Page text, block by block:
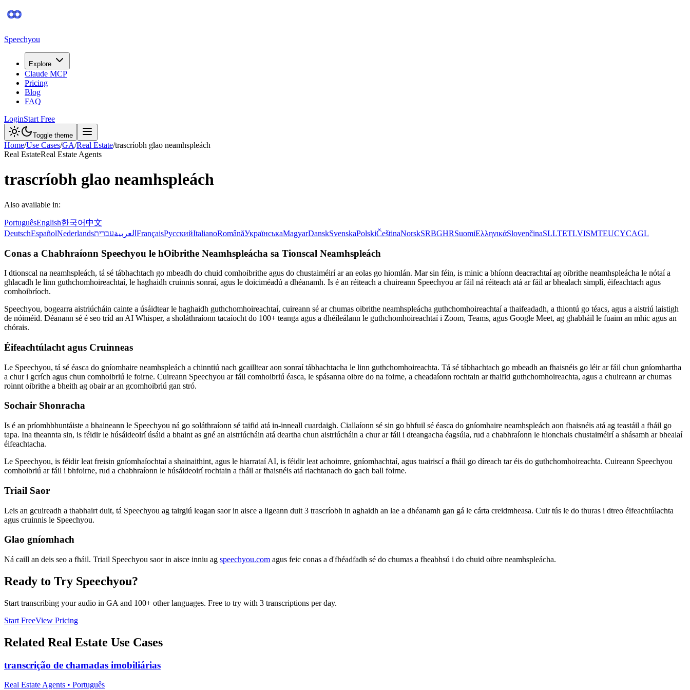
Speechyou
Explore
Claude MCP
Pricing
Blog
FAQ
LoginStart Free
Toggle theme
Home/Use Cases/GA/Real Estate/trascríobh glao neamhspleách
Real EstateReal Estate Agents
trascríobh glao neamhspleách
Also available in:
PortuguêsEnglish한국어中文
DeutschEspañolNederlands العربيةעברית FrançaisРусскийItalianoRomânăУкраїнськаMagyarDanskSvenskaPolskiČeštinaNorskSRBGHRSuomiΕλληνικάSlovenčinaSLLTETLVISMTEUCYCAGL
Conas a Chabhraíonn Speechyou le hOibrithe Neamhspleácha sa Tionscal Neamhspleách
I dtionscal na neamhspleách, tá sé tábhachtach go mbeadh do chuid comhoibrithe agus do chustaiméirí ar an eolas go hiomlán. Mar sin féin, is minic a bhíonn deacrachtaí ag oibrithe neamhspleácha le nótaí a
ghlacadh le linn guthchomhoireachtaí, le haghaidh cruinnis sonraí, agus le doiciméadú a dhéanamh. Is é an réiteach a chuireann Speechyou ar fáil ná réiteach atá ar fáil ar bhealach simplí, éifeachtach agus
comhoibríoch.
Speechyou, bogearra aistriúcháin cainte a úsáidtear le haghaidh guthchomhoireachtaí, cuireann sé ar chumas oibrithe neamhspleácha guthchomhoireachtaí a thaifeadadh, a thiontú go téacs, agus a aistriú laistigh
de nóiméid. Déanann sé é seo tríd an AI Whisper, a sholáthraíonn tacaíocht do 100+ teanga agus a dhéileálann le guthchomhoireachtaí i Zoom, Teams, agus Google Meet, ag ghabháil le fuaim an mhic agus an
chórais.
Éifeachtúlacht agus Cruinneas
Le Speechyou, tá sé éasca do gníomhaire neamhspleách a chinntiú nach gcailltear aon sonraí tábhachtacha le linn guthchomhoireachta. Tá sé tábhachtach go mbeadh an fhaisnéis go léir ar fáil chun gníomhartha
a chur i gcrích agus chun comhoibriú le foirne. Cuireann Speechyou ar fáil comhoibriú éasca, le spásanna oibre do na foirne, a cheadaíonn rochtain ar thaifid guthchomhoireachta, agus a chuireann ar chumas
roinnt oibrithe a bheith ag obair ar an gcomhoibriú gan stró.
Sochair Shonracha
Is é an príomhbhuntáiste a bhaineann le Speechyou ná go soláthraíonn sé taifid atá in-inneall cuardaigh. Ciallaíonn sé sin go bhfuil sé éasca do gníomhaire neamhspleách aon fhaisnéis atá ag teastáil a fháil go
tapa. Ina theannta sin, is féidir le húsáideoirí úsáid a bhaint as gné an aistriúcháin atá deartha chun aistriúcháin a chur ar fáil i dteangacha éagsúla, rud a chabhraíonn le hionchais chustaiméirí a shásamh ar bhealaí
éifeachtacha.
Le Speechyou, is féidir leat freisin gníomhaíochtaí a shainaithint, agus le hiarrataí AI, is féidir leat achoimre, gníomhachtaí, agus tuairiscí a fháil go díreach tar éis do guthchomhoireachta. Cuireann Speechyou
comhoibriú ar fáil i bhfoirne, rud a chabhraíonn le húsáideoirí rochtain a fháil ar fhaisnéis atá riachtanach do gach ball foirne.
Triail Saor
Leis an gcuireadh a thabhairt duit, tá Speechyou ag tairgiú leagan saor in aisce a ligeann duit 3 trascríobh in aghaidh an lae a dhéanamh gan gá le cárta creidmheasa. Cuir tús le do thuras i dtreo éifeachtúlachta
agus cruinnis le Speechyou.
Glao gníomhach
Ná caill an deis seo a fháil. Triail Speechyou saor in aisce inniu ag speechyou.com agus feic conas a d'fhéadfadh sé do chumas a fheabhsú i do chuid oibre neamhspleácha.
Ready to Try Speechyou?
Start transcribing your audio in GA and 100+ other languages. Free to try with 3 transcriptions per day.
Start FreeView Pricing
Related Real Estate Use Cases
transcrição de chamadas imobiliárias
Real Estate Agents • Português